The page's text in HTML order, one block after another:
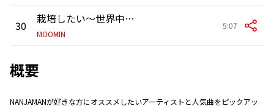
30 栽培したい～世界中で～
MOOMIN
5:07
概要
NANJAMANが好きな方にオススメしたいアーティストと人気曲をピックアッ